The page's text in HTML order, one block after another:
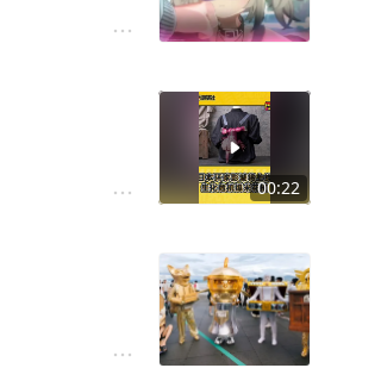
00:22